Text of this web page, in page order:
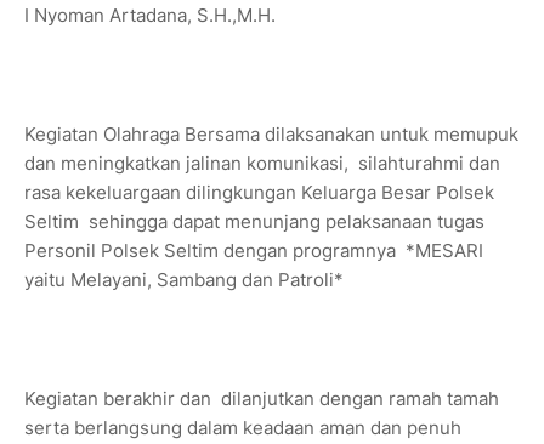
I Nyoman Artadana, S.H.,M.H.
Kegiatan Olahraga Bersama dilaksanakan untuk memupuk
dan meningkatkan jalinan komunikasi, silahturahmi dan
rasa kekeluargaan dilingkungan Keluarga Besar Polsek
Seltim sehingga dapat menunjang pelaksanaan tugas
Personil Polsek Seltim dengan programnya *MESARI
yaitu Melayani, Sambang dan Patroli*
Kegiatan berakhir dan dilanjutkan dengan ramah tamah
serta berlangsung dalam keadaan aman dan penuh